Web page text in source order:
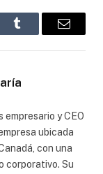
Tumblr
Correo
empresario y CEO
ubicada
con una
corporativo. Su